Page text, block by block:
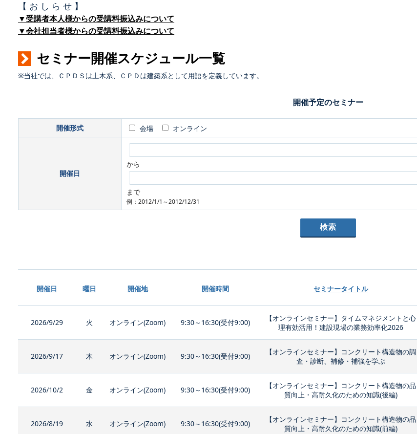
【 お し ら せ 】
▼受講者本人様からの受講料振込みについて
▼会社担当者様からの受講料振込みについて
セミナー開催スケジュール一覧
※当社では、ＣＰＤＳは土木系、ＣＰＤは建築系として用語を定義しています。
開催予定のセミナー
開催形式 会場 オンライン
開催日
から
まで
例：2012/1/1～2012/12/31
開催日 曜日 開催地 開催時間 セミナータイトル
2026/9/29 火 オンライン(Zoom) 9:30～16:30(受付9:00)
【オンラインセミナー】タイムマネジメントと心
理有効活用！建設現場の業務効率化2026
2026/9/17 木 オンライン(Zoom) 9:30～16:30(受付9:00)
【オンラインセミナー】コンクリート構造物の調
査・診断、補修・補強を学ぶ
2026/10/2 金 オンライン(Zoom) 9:30～16:30(受付9:00)
【オンラインセミナー】コンクリート構造物の品
質向上・高耐久化のための知識(後編)
2026/8/19 水 オンライン(Zoom) 9:30～16:30(受付9:00)
【オンラインセミナー】コンクリート構造物の品
質向上・高耐久化のための知識(前編)